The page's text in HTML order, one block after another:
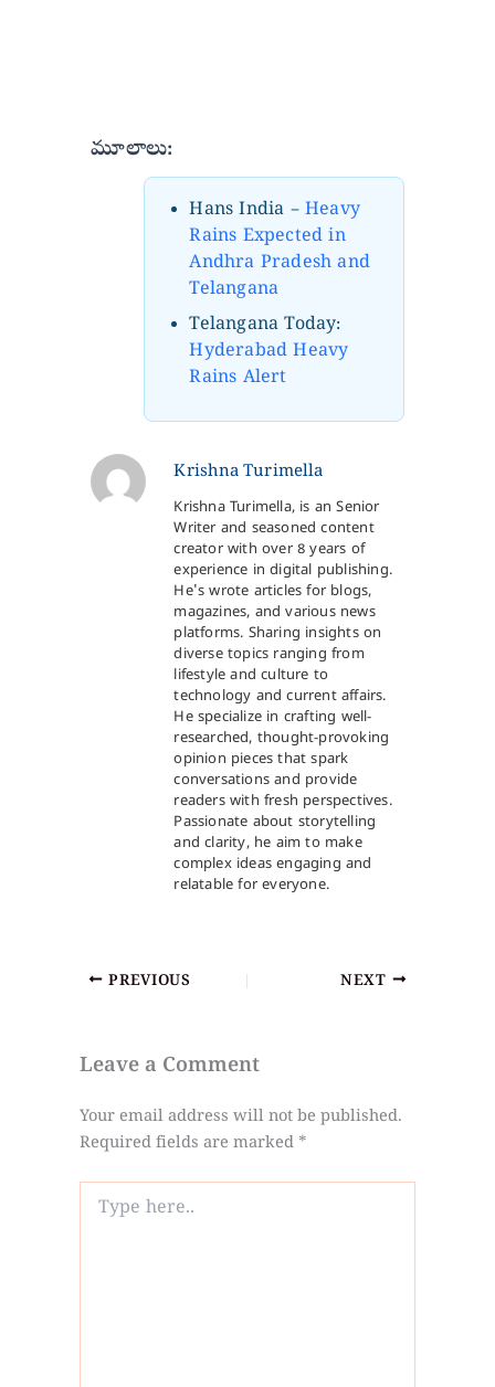
మూలాలు:
Hans India –Heavy
Rains Expected in
Andhra Pradesh and
Telangana
Telangana Today:
Hyderabad Heavy
Rains Alert
Krishna Turimella
Krishna Turimella, is an Senior
Writer and seasoned content
creator with over 8 years of
experience in digital publishing.
He's wrote articles for blogs,
magazines, and various news
platforms. Sharing insights on
diverse topics ranging from
lifestyle and culture to
technology and current affairs.
He specialize in crafting well-
researched, thought-provoking
opinion pieces that spark
conversations and provide
readers with fresh perspectives.
Passionate about storytelling
and clarity, he aim to make
complex ideas engaging and
relatable for everyone.
PREVIOUS NEXT
Leave a Comment
Your email address will not be published.
Required fields are marked *
here..